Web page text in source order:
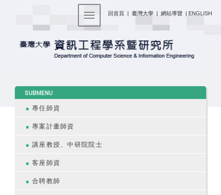
回首頁 | 臺灣大學 | 網站導覽 | ENGLISH
Toggle navigation
SUBMENU
專任師資
專案計畫師資
講座教授、中研院院士
客座師資
合聘教師